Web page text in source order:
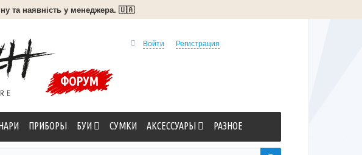
та наявність у менеджера. 🇺🇦
ФОРУМ
Войти Регистрация
ПРИБОРЫ БУИ СУМКИ АКСЕССУАРЫ РАЗНОЕ